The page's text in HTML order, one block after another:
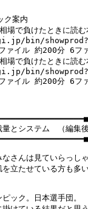
ク案内
場で負けたときに読む
bin/
ファイル 約200分 6
場で負けたときに読む
bin/
ファイル 約200分 6
システム　（編集後
さんは見ていらっし
立たせている方も多
ック。日本選手団。